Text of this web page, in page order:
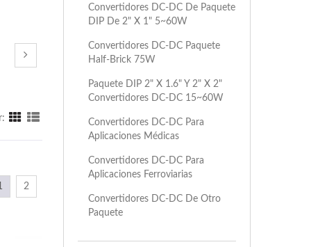
2
Convertidores DC-DC De Paquete
DIP De 2" X 1" 5~60W
Convertidores DC-DC Paquete
Half-Brick 75W
Paquete DIP 2" X 1.6" Y 2" X 2"
Convertidores DC-DC 15~60W
Convertidores DC-DC Para
Aplicaciones Médicas
Convertidores DC-DC Para
Aplicaciones Ferroviarias
Convertidores DC-DC De Otro
Paquete